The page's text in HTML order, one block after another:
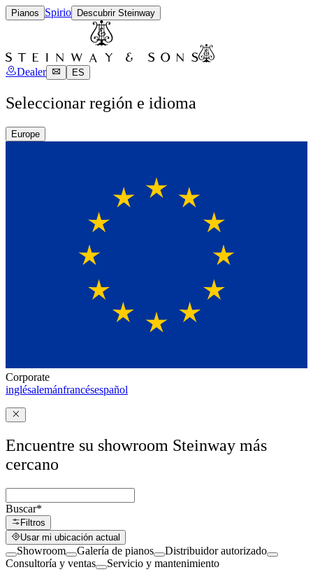
Pianos Spirio Descubrir Steinway
Dealer ES
Seleccionar región e idioma
Europe
Corporate
inglésalemánfrancésespañol
Encuentre su showroom Steinway más
cercano
Buscar*
Filtros
Usar mi ubicación actual
Showroom Galería de pianos
Distribuidor autorizado
Consultoría y ventas
Servicio y mantenimiento